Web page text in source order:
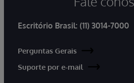
Escritório Brasil: (11) 3014-7000
Perguntas Gerais
Suporte por e-mail